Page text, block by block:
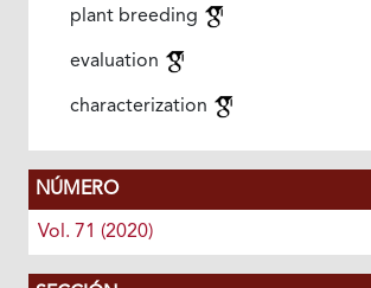
plant breeding
evaluation
characterization
NÚMERO
Vol. 71 (2020)